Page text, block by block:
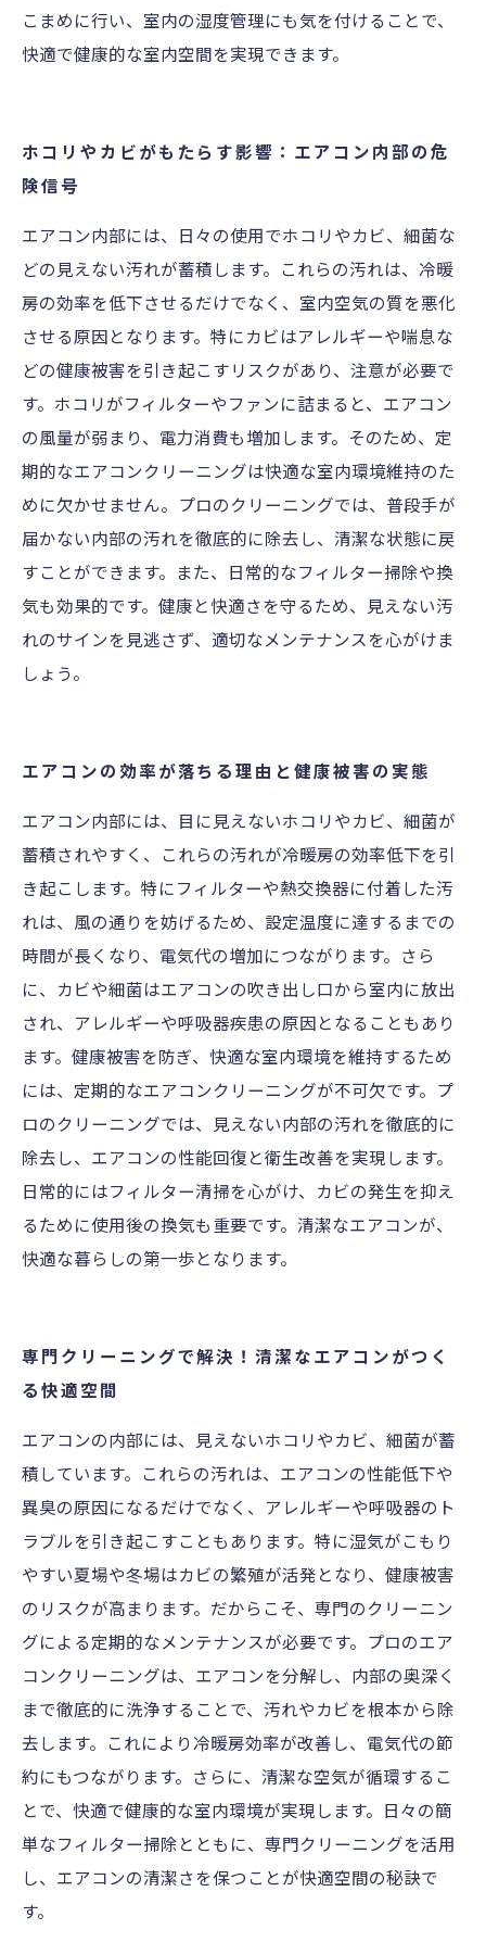
こまめに行い、室内の湿度管理にも気を付けることで、
快適で健康的な室内空間を実現できます。
ホコリやカビがもたらす影響：エアコン内部の危
険信号
エアコン内部には、日々の使用でホコリやカビ、細菌な
どの見えない汚れが蓄積します。これらの汚れは、冷暖
房の効率を低下させるだけでなく、室内空気の質を悪化
させる原因となります。特にカビはアレルギーや喘息な
どの健康被害を引き起こすリスクがあり、注意が必要で
す。ホコリがフィルターやファンに詰まると、エアコン
の風量が弱まり、電力消費も増加します。そのため、定
期的なエアコンクリーニングは快適な室内環境維持のた
めに欠かせません。プロのクリーニングでは、普段手が
届かない内部の汚れを徹底的に除去し、清潔な状態に戻
すことができます。また、日常的なフィルター掃除や換
気も効果的です。健康と快適さを守るため、見えない汚
れのサインを見逃さず、適切なメンテナンスを心がけま
しょう。
エアコンの効率が落ちる理由と健康被害の実態
エアコン内部には、目に見えないホコリやカビ、細菌が
蓄積されやすく、これらの汚れが冷暖房の効率低下を引
き起こします。特にフィルターや熱交換器に付着した汚
れは、風の通りを妨げるため、設定温度に達するまでの
時間が長くなり、電気代の増加につながります。さら
に、カビや細菌はエアコンの吹き出し口から室内に放出
され、アレルギーや呼吸器疾患の原因となることもあり
ます。健康被害を防ぎ、快適な室内環境を維持するため
には、定期的なエアコンクリーニングが不可欠です。プ
ロのクリーニングでは、見えない内部の汚れを徹底的に
除去し、エアコンの性能回復と衛生改善を実現します。
日常的にはフィルター清掃を心がけ、カビの発生を抑え
るために使用後の換気も重要です。清潔なエアコンが、
快適な暮らしの第一歩となります。
専門クリーニングで解決！清潔なエアコンがつく
る快適空間
エアコンの内部には、見えないホコリやカビ、細菌が蓄
積しています。これらの汚れは、エアコンの性能低下や
異臭の原因になるだけでなく、アレルギーや呼吸器のト
ラブルを引き起こすこともあります。特に湿気がこもり
やすい夏場や冬場はカビの繁殖が活発となり、健康被害
のリスクが高まります。だからこそ、専門のクリーニン
グによる定期的なメンテナンスが必要です。プロのエア
コンクリーニングは、エアコンを分解し、内部の奥深く
まで徹底的に洗浄することで、汚れやカビを根本から除
去します。これにより冷暖房効率が改善し、電気代の節
約にもつながります。さらに、清潔な空気が循環するこ
とで、快適で健康的な室内環境が実現します。日々の簡
単なフィルター掃除とともに、専門クリーニングを活用
し、エアコンの清潔さを保つことが快適空間の秘訣で
す。